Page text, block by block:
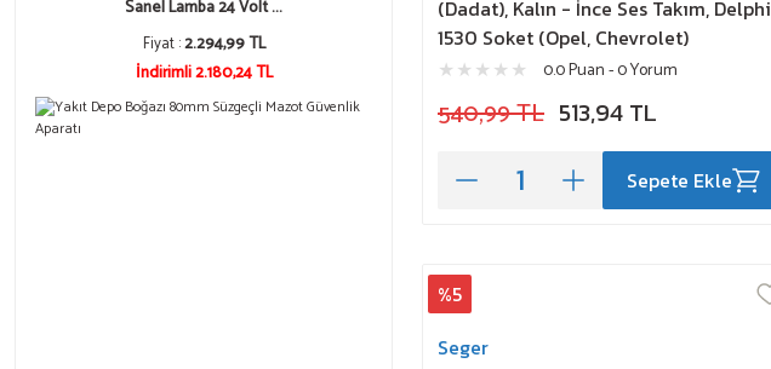
Sanel Lamba 24 Volt ...
Fiyat :2.294,99 TL
İndirimli 2.180,24 TL
(Dadat), Kalın - İnce Ses Takım, Delphi
1530 Soket (Opel, Chevrolet)
0.0 Puan - 0 Yorum
540,99 TL 513,94 TL
Sepete Ekle
%5
Seger